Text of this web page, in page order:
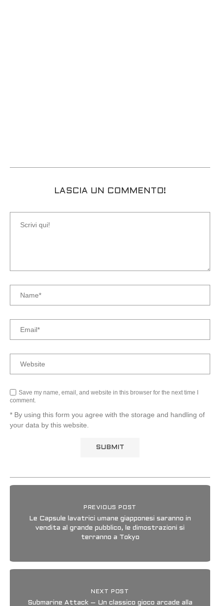
LASCIA UN COMMENTO!
Save my name, email, and website in this browser for the next time I
comment.
* By using this form you agree with the storage and handling of
your data by this website.
PREVIOUS POST
Le Capsule lavatrici umane giapponesi saranno in
vendita al grande pubblico, le dimostrazioni si
terranno a Tokyo
NEXT POST
Submarine Attack – Un classico gioco arcade alla